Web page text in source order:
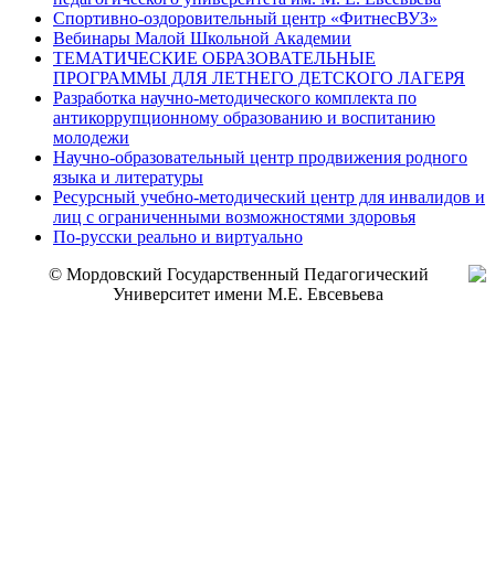
Спортивно-оздоровительный центр «ФитнесВУЗ»
Вебинары Малой Школьной Академии
ТЕМАТИЧЕСКИЕ ОБРАЗОВАТЕЛЬНЫЕ
ПРОГРАММЫ ДЛЯ ЛЕТНЕГО ДЕТСКОГО ЛАГЕРЯ
Разработка научно-методического комплекта по
антикоррупционному образованию и воспитанию
молодежи
Научно-образовательный центр продвижения родного
языка и литературы
Ресурсный учебно-методический центр для инвалидов и
лиц с ограниченными возможностями здоровья
По-русски реально и виртуально
© Мордовский Государственный Педагогический
Университет имени М.Е. Евсевьева